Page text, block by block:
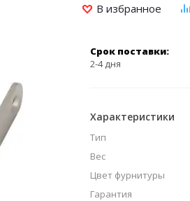
Срок поставки:
2-4 дня
Характеристики
Тип
Вес
Цвет фурнитуры
Гарантия